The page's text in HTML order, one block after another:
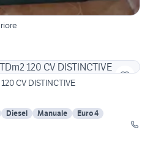
CV DISTINCTIVE
Diesel Manuale
Euro 4